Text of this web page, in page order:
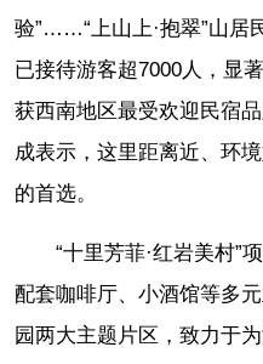
验”……“上山上·抱翠”山居
已接待游客超7000人，显
获西南地区最受欢迎民宿
成表示，这里距离近、环
的首选。
“十里芳菲·红岩美村”
配套咖啡厅、小酒馆等多
园两大主题片区，致力于